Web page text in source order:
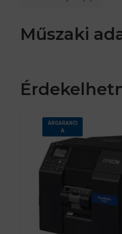
Műszaki
ÁRGARANCI
A